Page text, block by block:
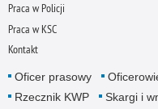
Praca w Policji
Praca w KSC
Kontakt
Oficer prasowy
Rzecznik KWP
Skargi i